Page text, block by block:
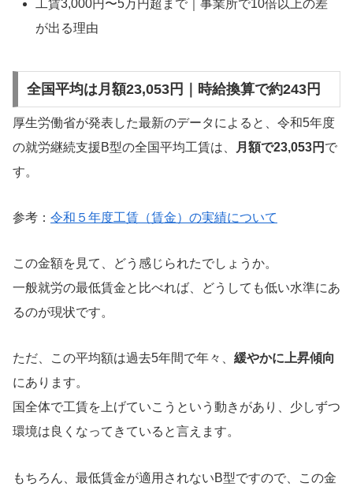
工賃3,000円〜5万円超まで｜事業所で10倍以上の差
が出る理由
全国平均は月額23,053円｜時給換算で約243円
厚生労働省が発表した最新のデータによると、令和5年度
の就労継続支援B型の全国平均工賃は、
月額で23,053円 で
す。
参考： 令和５年度工賃（賃金）の実績について
この金額を見て、どう感じられたでしょうか。
一般就労の最低賃金と比べれば、どうしても低い水準にあ
るのが現状です。
ただ、この平均額は過去5年間で年々、 緩やかに上昇傾向
にあります。
国全体で工賃を上げていこうという動きがあり、少しずつ
環境は良くなってきていると言えます。
もちろん、最低賃金が適用されないB型ですので、この金